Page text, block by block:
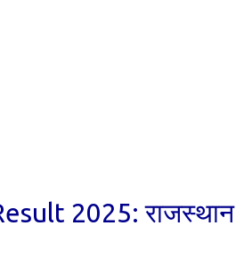
2025: राजस्थान